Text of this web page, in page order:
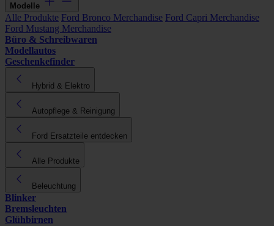
Modelle
Alle Produkte Ford Bronco Merchandise Ford Capri Merchandise
Ford Mustang Merchandise
Büro & Schreibwaren
Modellautos
Geschenkefinder
Hybrid & Elektro
Autopflege & Reinigung
Ford Ersatzteile entdecken
Alle Produkte
Beleuchtung
Blinker
Bremsleuchten
Glühbirnen